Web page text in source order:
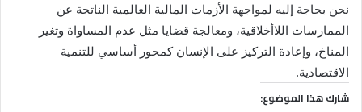
نحن بحاجة إليه لمواجهة الأزمات المالية العالمية الناتجة عن
الممارسات اللاأخلاقية، ومعالجة قضايا مثل عدم المساواة وتغير
المناخ، وإعادة التركيز على الإنسان كمحور أساسي للتنمية
الاقتصادية.
شارك هذا الموضوع: